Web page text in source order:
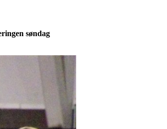
søndag